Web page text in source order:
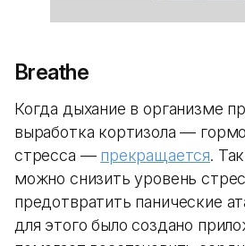
Breathe
Когда дыхание в организме
выработка кортизола —
стресса — прекращается.
можно снизить уровень
предотвратить панические
для этого было создано